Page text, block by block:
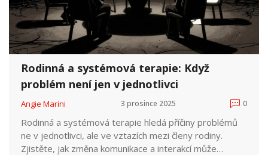
Rodinná a systémová terapie: Když
problém není jen v jednotlivci
Angie Marini 3 prosince 2025 0
Rodinná a systémová terapie hledá příčiny problémů
ne v jednotlivci, ale ve vztazích mezi členy rodiny.
Zjistěte, jak změna komunikace a interakcí může